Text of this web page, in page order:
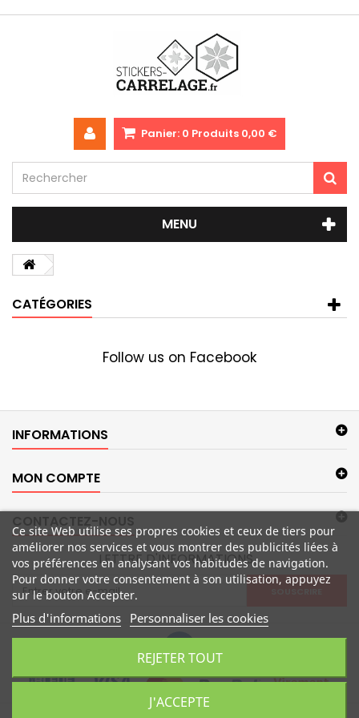
Panier: 0 Produits 0,00 €
MENU
CATÉGORIES
Follow us on Facebook
INFORMATIONS
MON COMPTE
CONTACTEZ-NOUS
LETTRE D'INFORMATIONS
Ce site Web utilise ses propres cookies et ceux de tiers pour
améliorer nos services et vous montrer des publicités liées à
vos préférences en analysant vos habitudes de navigation.
Pour donner votre consentement à son utilisation, appuyez
sur le bouton Accepter.
Plus d'informations Personnaliser les cookies
REJETER TOUT
J'ACCEPTE